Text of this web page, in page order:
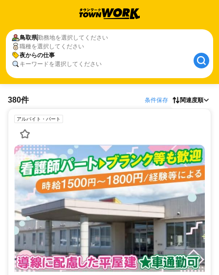
鳥取県勤務地を選択してください
職種を選択してください
夜からの仕事
キーワードを選択してください
380件 条件保存 関連度順
アルバイト・パート